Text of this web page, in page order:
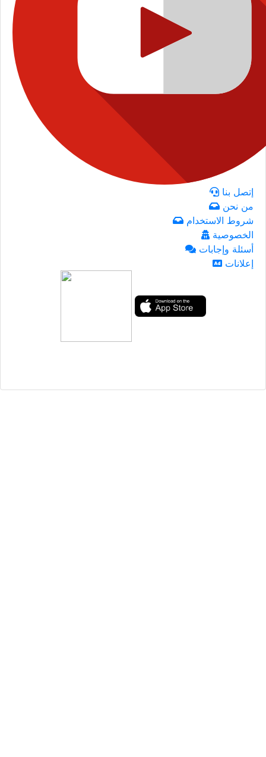
إتصل بنا
من نحن
شروط الاستخدام
الخصوصية
أسئلة وإجابات
إعلانات